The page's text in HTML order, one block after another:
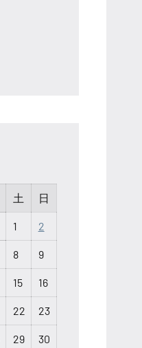
土 日
1 2
8 9
15 16
22 23
29 30